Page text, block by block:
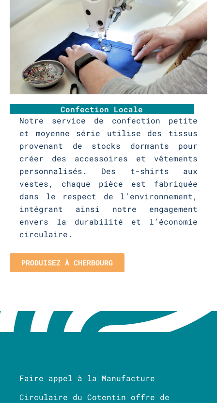
Confection Locale
Notre service de confection petite
et moyenne série utilise des tissus
provenant de stocks dormants pour
créer des accessoires et vêtements
personnalisés. Des t-shirts aux
vestes, chaque pièce est fabriquée
dans le respect de l’environnement,
intégrant ainsi notre engagement
envers la durabilité et l’économie
circulaire.
PRODUISEZ À CHERBOURG
Faire appel à la Manufacture
Circulaire du Cotentin offre de